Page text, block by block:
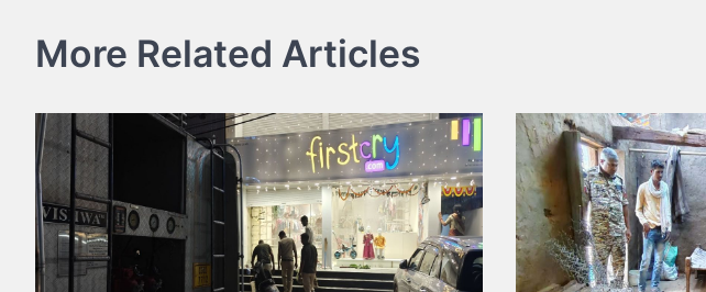
More Related Articles